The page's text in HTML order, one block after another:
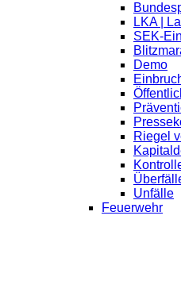
LKA |
SEK-
Demo
Riegel
Unfälle
Feuerwehr